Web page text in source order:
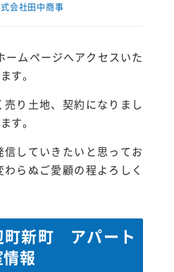
会社田中商事
ームページへアクセスいた
す。
り土地、契約になりまし
す。
していきたいと思ってお
らぬご愛顧の程よろしく
町新町 アパート
報